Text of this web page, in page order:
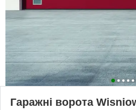
Гаражні ворота